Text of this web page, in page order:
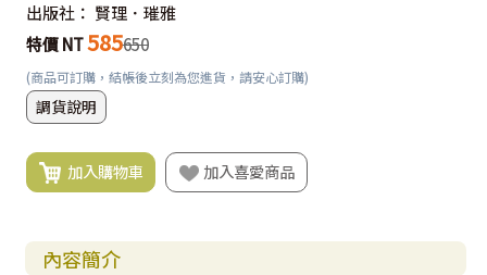
出版社： 賢理．璀雅
特價 NT585650
(商品可訂購，結帳後立刻為您進貨，請安心訂購)
調貨說明
加入購物車 加入喜愛商品
內容簡介